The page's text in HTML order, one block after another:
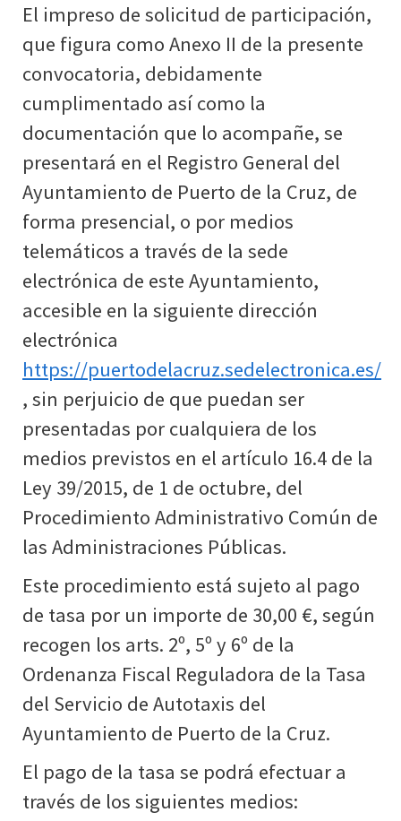
El impreso de solicitud de participación,
que figura como Anexo II de la presente
convocatoria, debidamente
cumplimentado así como la
documentación que lo acompañe, se
presentará en el Registro General del
Ayuntamiento de Puerto de la Cruz, de
forma presencial, o por medios
telemáticos a través de la sede
electrónica de este Ayuntamiento,
accesible en la siguiente dirección
electrónica
https://puertodelacruz.sedelectronica.es/
, sin perjuicio de que puedan ser
presentadas por cualquiera de los
medios previstos en el artículo 16.4 de la
Ley 39/2015, de 1 de octubre, del
Procedimiento Administrativo Común de
las Administraciones Públicas.
Este procedimiento está sujeto al pago
de tasa por un importe de 30,00 €, según
recogen los arts. 2º, 5º y 6º de la
Ordenanza Fiscal Reguladora de la Tasa
del Servicio de Autotaxis del
Ayuntamiento de Puerto de la Cruz.
El pago de la tasa se podrá efectuar a
través de los siguientes medios: